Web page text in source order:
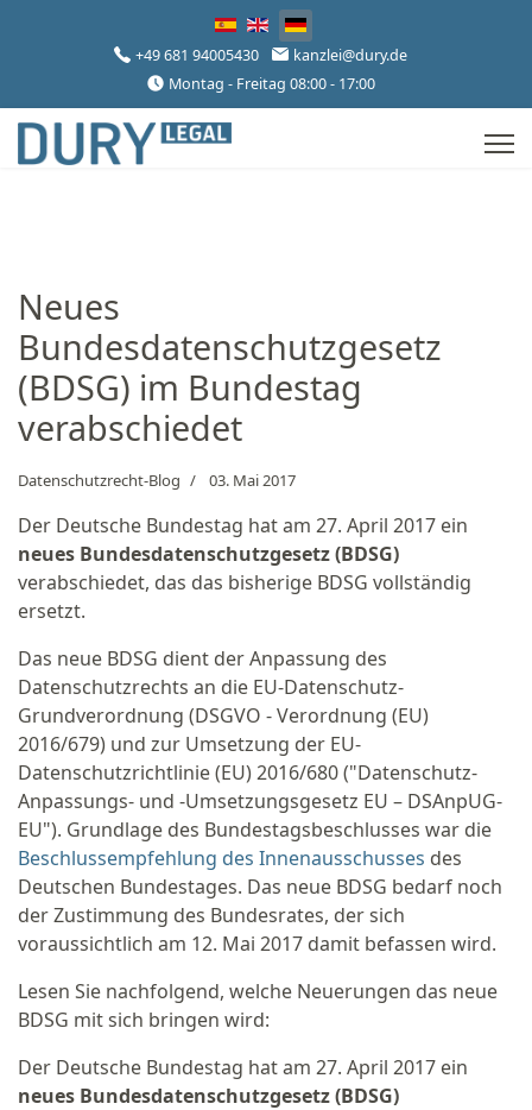
Sprache auswählen
+49 681 94005430
kanzlei@dury.de
Montag - Freitag 08:00 - 17:00
Neues
Bundesdatenschutzgesetz
(BDSG) im Bundestag
verabschiedet
Datenschutzrecht-Blog 03. Mai 2017
Der Deutsche Bundestag hat am 27. April 2017 ein
neues Bundesdatenschutzgesetz (BDSG)
verabschiedet, das das bisherige BDSG vollständig
ersetzt.
Das neue BDSG dient der Anpassung des
Datenschutzrechts an die EU-Datenschutz-
Grundverordnung (DSGVO - Verordnung (EU)
2016/679) und zur Umsetzung der EU-
Datenschutzrichtlinie (EU) 2016/680 ("Datenschutz-
Anpassungs- und -Umsetzungsgesetz EU – DSAnpUG-
EU"). Grundlage des Bundestagsbeschlusses war die
Beschlussempfehlung des Innenausschusses des
Deutschen Bundestages. Das neue BDSG bedarf noch
der Zustimmung des Bundesrates, der sich
voraussichtlich am 12. Mai 2017 damit befassen wird.
Lesen Sie nachfolgend, welche Neuerungen das neue
BDSG mit sich bringen wird:
Der Deutsche Bundestag hat am 27. April 2017 ein
neues Bundesdatenschutzgesetz (BDSG)